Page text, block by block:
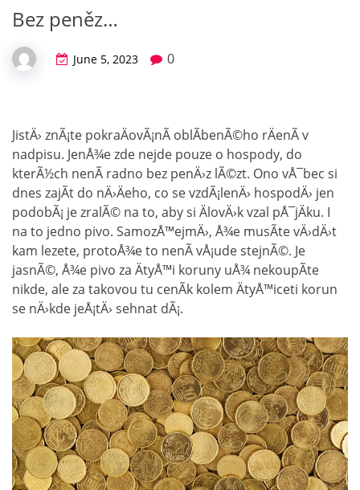
Bez peněz…
June 5, 2023 0
JistÄ› znÃ¡te pokraÄovÃ¡nÃ­ oblÃ­benÃ©ho rÄenÃ­ v
nadpisu. JenÅ¾e zde nejde pouze o hospody, do
kterÃ½ch nenÃ­ radno bez penÄ›z lÃ©zt. Ono vÅ¯bec si
dnes zajÃ­t do nÄ›Äeho, co se vzdÃ¡lenÄ› hospodÄ› jen
podobÃ¡ je zralÃ© na to, aby si ÄlovÄ›k vzal pÅ¯jÄku. I
na to jedno pivo. SamozÅ™ejmÄ›, Å¾e musÃ­te vÄ›dÄ›t
kam lezete, protoÅ¾e to nenÃ­ vÅ¡ude stejnÃ©. Je
jasnÃ©, Å¾e pivo za ÄtyÅ™i koruny uÅ¾ nekoupÃ­te
nikde, ale za takovou tu cenÃ­k kolem ÄtyÅ™iceti korun
se nÄ›kde jeÅ¡tÄ› sehnat dÃ¡.